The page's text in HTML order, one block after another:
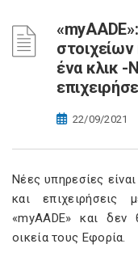
ένα κλικ -
22/09/2021
Νέες υπηρεσίες
και
«myAADE» και δεν
οικεία τους Εφορία.